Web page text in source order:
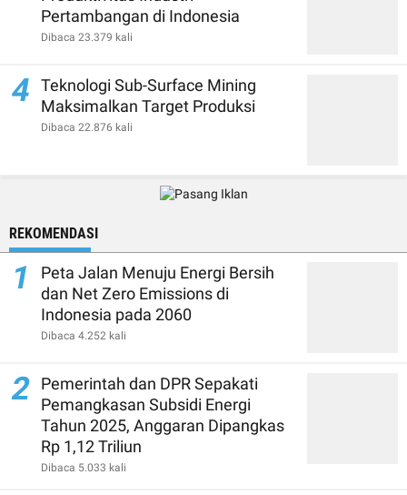
Pertambangan di Indonesia
Dibaca 23.379 kali
4
Teknologi Sub-Surface Mining
Maksimalkan Target Produksi
Dibaca 22.876 kali
REKOMENDASI
1
Peta Jalan Menuju Energi Bersih
dan Net Zero Emissions di
Indonesia pada 2060
Dibaca 4.252 kali
2
Pemerintah dan DPR Sepakati
Pemangkasan Subsidi Energi
Tahun 2025, Anggaran Dipangkas
Rp 1,12 Triliun
Dibaca 5.033 kali